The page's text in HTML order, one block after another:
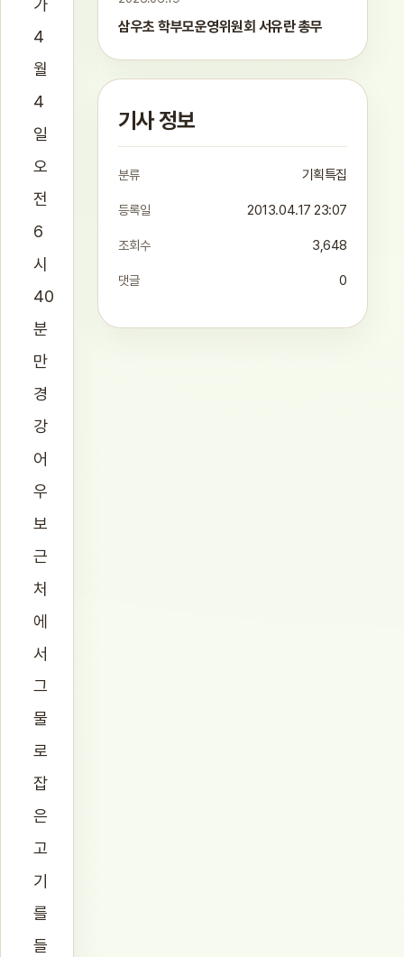
가
4
월
4
일
오
전
6
시
40
분
만
경
강
어
우
보
근
처
에
서
그
물
로
잡
은
고
기
를
들
삼우초 학부모운영위원회 서유란 총무
기사 정보
분류 기획특집
등록일 2013.04.17 23:07
조회수 3,648
댓글 0